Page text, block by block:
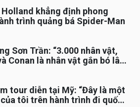
khẳng định phong
trình quảng bá Spider-Man
Sơn Trần: “3.000 nhân vật,
Conan là nhân vật gắn bó lâu
tour diễn tại Mỹ: “Đây là một
tôi trên hành trình đi quốc